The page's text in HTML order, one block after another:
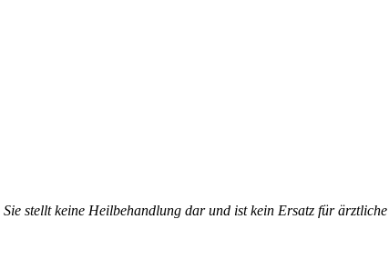
stellt keine Heilbehandlung dar und ist kein Ersatz für ärztliche